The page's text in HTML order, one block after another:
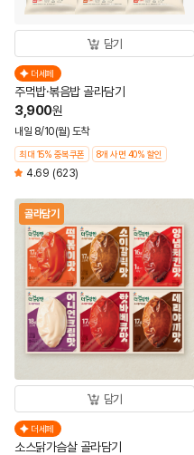
담기
더세페
주먹밥·볶음밥 골라담기
3,900원
내일 8/10(월) 도착
최대 15% 중복쿠폰 8개 사면 40% 할인
4.69 (623)
골라담기
담기
더세페
소스닭가슴살 골라담기